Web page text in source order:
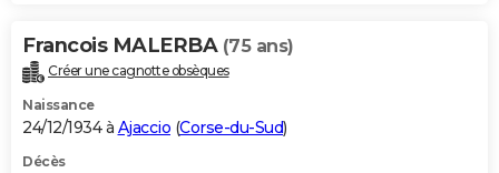
Francois MALERBA (75 ans)
Créer une cagnotte obsèques
Naissance
24/12/1934 à Ajaccio (Corse-du-Sud)
Décès